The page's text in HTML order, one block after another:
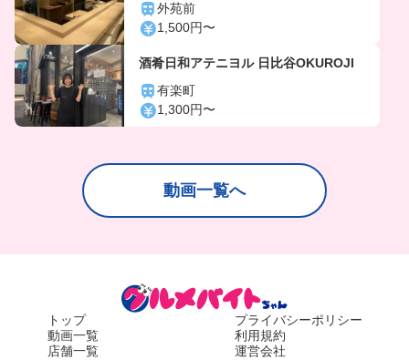
外苑前
1,500円〜
酒肴日和アテニヨル 日比谷OKUROJI
有楽町
1,300円〜
動画一覧へ
トップ
動画一覧
店舗一覧
プライバシーポリシー
利用規約
運営会社